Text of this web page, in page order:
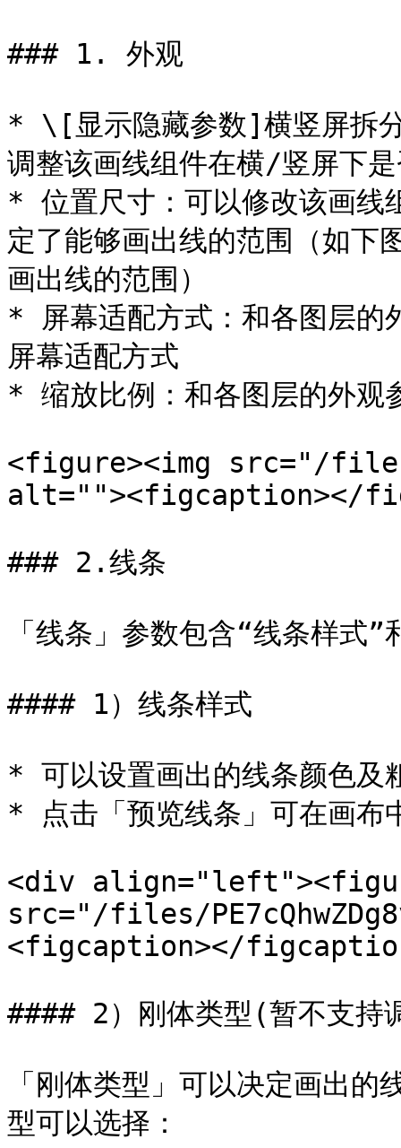
### 1. 外观
* \[显示隐藏参数]横竖屏拆分
调整该画线组件在横/竖屏下
* 位置尺寸：可以修改该画线
定了能够画出线的范围（如下
画出线的范围）
* 屏幕适配方式：和各图层的
屏幕适配方式
* 缩放比例：和各图层的外观
<figure><img src="/
alt=""><figcaption></
### 2.线条
「线条」参数包含“线条样式
#### 1）线条样式
* 可以设置画出的线条颜色及
* 点击「预览线条」可在画布
<div
src="/files/
<figcaption></
#### 2）刚体类型(暂不支持
「刚体类型」可以决定画出
型可以选择：